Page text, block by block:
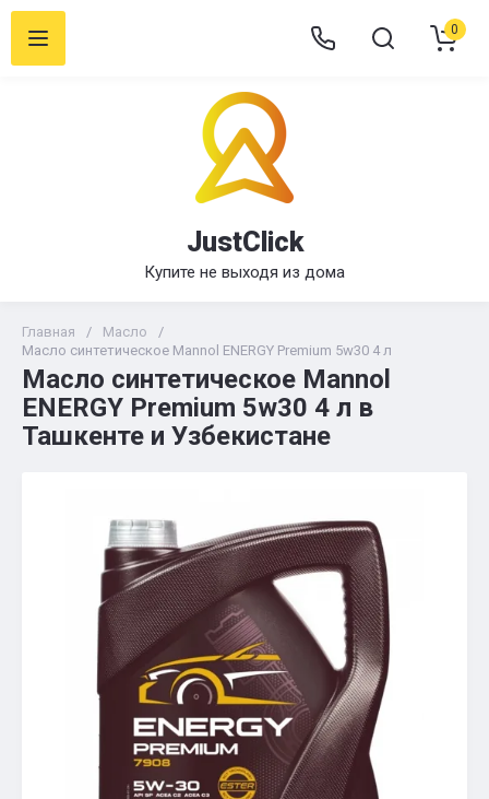
JustClick
Купите не выходя из дома
0
Главная / Масло
/
Масло синтетическое Mannol ENERGY Premium 5w30 4 л
Масло синтетическое Mannol
ENERGY Premium 5w30 4 л в
Ташкенте и Узбекистане